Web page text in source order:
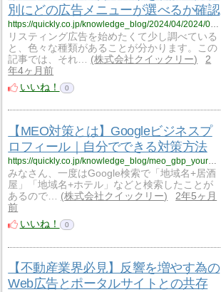
別にどの広告メニューが選べるか確認
https://quickly.co.jp/knowledge_blog/2024/04/2024/04/05/5285/
リスティング広告を始めたくて少し調べている
と、色々な種類があることが分かります。この
記事では、それ…
株式会社クイックリー
2
年4ヶ月前
いいね！
0
【MEO対策とは】Googleビジネスプ
ロフィール｜自分でできる対策方法
https://quickly.co.jp/knowledge_blog/meo_gbp_yourself
みなさん、一度はGoogle検索で「地域名+居酒
屋」「地域名+ホテル」などと検索したことが
あるので…
株式会社クイックリー
2年5ヶ月
前
いいね！
0
【不動産業界必見】反響を増やす為の
Web広告とポータルサイトとの共存